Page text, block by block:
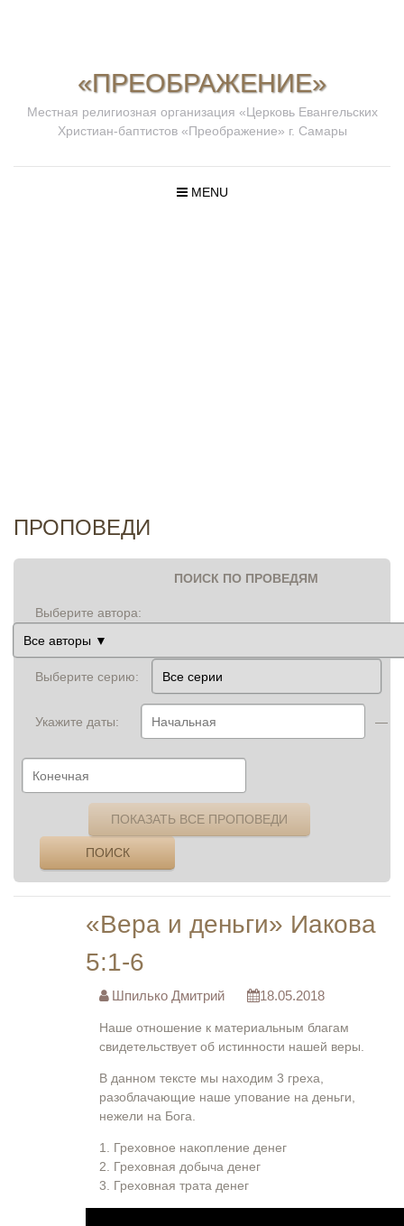
«ПРЕОБРАЖЕНИЕ»
Местная религиозная организация «Церковь Евангельских
Христиан-баптистов «Преображение» г. Самары
MENU
ПРОПОВЕДИ
ПОИСК ПО ПРОВЕДЯМ
Выберите автора:
Выберите серию:
Укажите даты: —
ПОКАЗАТЬ ВСЕ ПРОПОВЕДИ
ПОИСК
«Вера и деньги» Иакова
5:1-6
Шпилько Дмитрий 18.05.2018
Наше отношение к материальным благам
свидетельствует об истинности нашей веры.
В данном тексте мы находим 3 греха,
разоблачающие наше упование на деньги,
нежели на Бога.
1. Греховное накопление денег
2. Греховная добыча денег
3. Греховная трата денег